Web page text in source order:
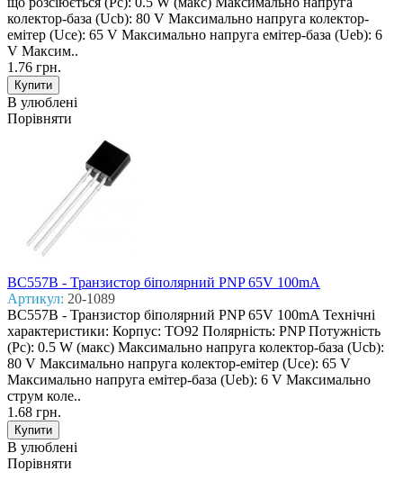
колектор-база (Ucb): 80 V Макcимально напруга колектор-
емітер (Uce): 65 V Макcимально напруга емітер-база (Ueb): 6
V Макcим..
1.76 грн.
В улюблені
Порівняти
BC557B - Транзистор біполярний PNP 65V 100mA
Артикул: 20-1089
BC557B - Транзистор біполярний PNP 65V 100mA Технічні
характеристики: Корпус: TO92 Полярність: PNP Потужність
(Pc): 0.5 W (макс) Макcимально напруга колектор-база (Ucb):
80 V Макcимально напруга колектор-емітер (Uce): 65 V
Макcимально напруга емітер-база (Ueb): 6 V Макcимально
струм коле..
1.68 грн.
В улюблені
Порівняти